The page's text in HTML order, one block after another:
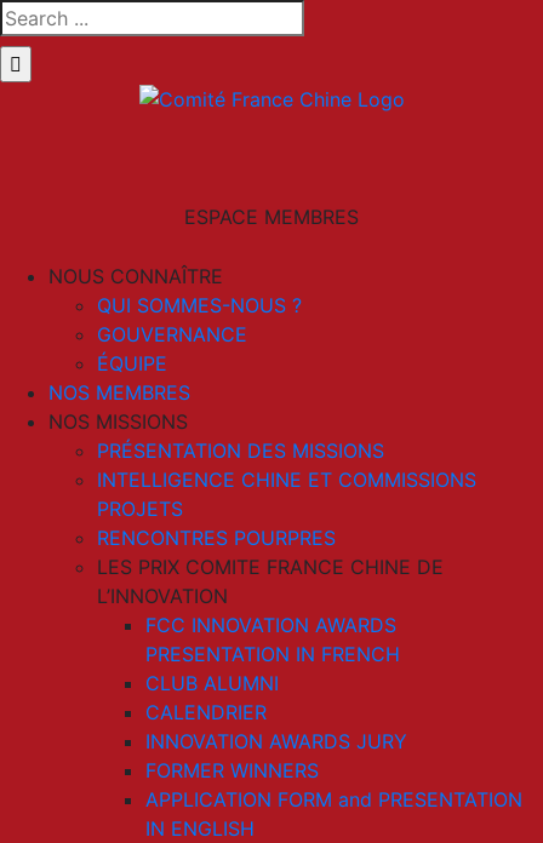
Skip
to
content
Search
for:
ESPACE MEMBRES
NOUS CONNAÎTRE
QUI SOMMES-NOUS ?
GOUVERNANCE
ÉQUIPE
NOS MEMBRES
NOS MISSIONS
PRÉSENTATION DES MISSIONS
INTELLIGENCE CHINE ET COMMISSIONS
PROJETS
RENCONTRES POURPRES
LES PRIX COMITE FRANCE CHINE DE
L’INNOVATION
FCC INNOVATION AWARDS
PRESENTATION IN FRENCH
CLUB ALUMNI
CALENDRIER
INNOVATION AWARDS JURY
FORMER WINNERS
APPLICATION FORM and PRESENTATION
IN ENGLISH